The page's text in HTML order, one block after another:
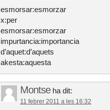
esmorsar:esmorzar
x:per
esmorsar:esmorzar
impurtancia:importancia
d’aquet:d’aquets
akesta:aquesta
Montse ha dit:
11 febrer 2011 a les 16:32